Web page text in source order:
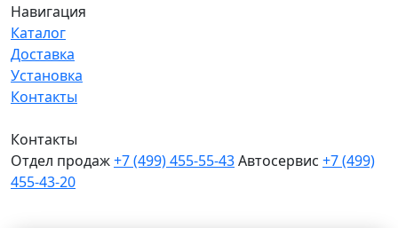
Навигация
Каталог
Доставка
Установка
Контакты
Контакты
Отдел продаж+7 (499) 455-55-43Автосервис +7 (499)
455-43-20